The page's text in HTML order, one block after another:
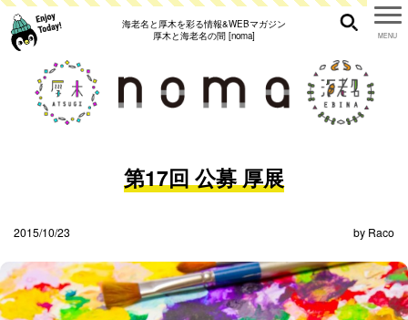
海老名と厚木を彩る情報&WEBマガジン
厚木と海老名の間 [noma]
第17回 公募 厚展
2015/10/23 by Raco